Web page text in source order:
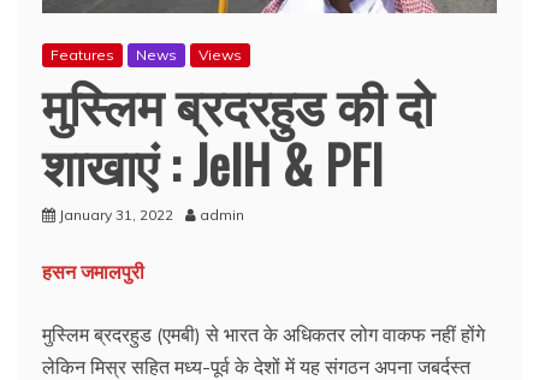
Features News Views
मुस्लिम ब्रदरहुड की दो
शाखाएं : JeIH & PFI
January 31, 2022 admin
हसन जमालपुरी
मुस्लिम ब्रदरहुड (एमबी) से भारत के अधिकतर लोग वाकफ नहीं होंगे
लेकिन मिस्र सहित मध्य-पूर्व के देशों में यह संगठन अपना जबर्दस्त